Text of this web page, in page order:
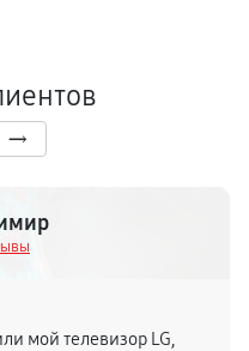
мой телевизор LG,